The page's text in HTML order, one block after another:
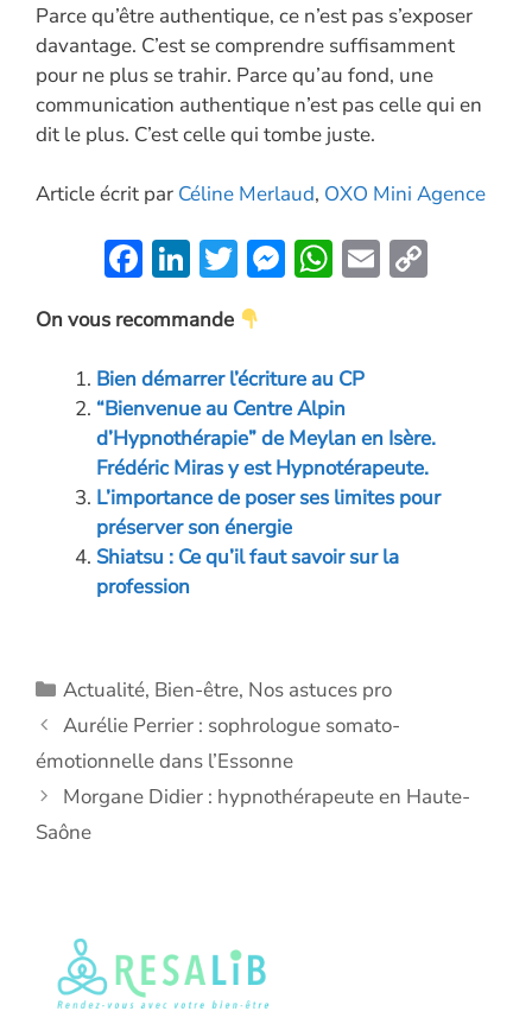
Parce qu’être authentique, ce n’est pas s’exposer
davantage. C’est se comprendre suffisamment
pour ne plus se trahir. Parce qu’au fond, une
communication authentique n’est pas celle qui en
dit le plus. C’est celle qui tombe juste.
Article écrit par Céline Merlaud, OXO Mini Agence
F
e
b
o
o
k
Li
k
e
dI
n
T
w
itt
er
M
n
g
er
W
s
A
p
p
E
k
On vous recommande
Bien démarrer l’écriture au CP
“Bienvenue au Centre Alpin
d’Hypnothérapie” de Meylan en Isère.
Frédéric Miras y est Hypnotérapeute.
L’importance de poser ses limites pour
préserver son énergie
Shiatsu : Ce qu’il faut savoir sur la
profession
Catégories
Actualité, Bien-être, Nos astuces pro
Aurélie Perrier : sophrologue somato-
émotionnelle dans l’Essonne
Morgane Didier : hypnothérapeute en Haute-
Saône